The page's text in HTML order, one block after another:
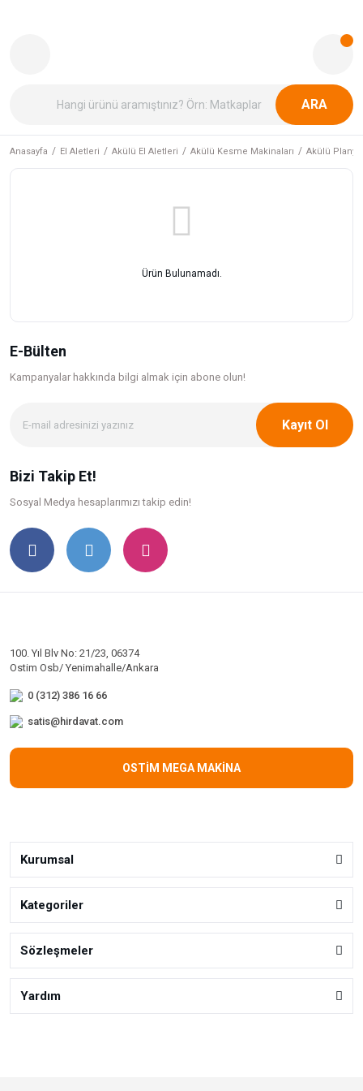
ARA
Anasayfa El Aletleri Akülü El Aletleri Akülü Kesme Makinaları Akülü
Ürün Bulunamadı.
E-Bülten
Kampanyalar hakkında bilgi almak için abone olun!
Kayıt Ol
Bizi Takip Et!
Sosyal Medya hesaplarımızı takip edin!
100. Yıl Blv No: 21/23, 06374
Ostim Osb/ Yenimahalle/Ankara
0 (312) 386 16 66
satis@hirdavat.com
OSTİM MEGA MAKİNA
Kurumsal
Kategoriler
Sözleşmeler
Yardım